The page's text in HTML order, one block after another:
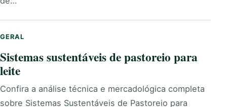
GERAL
Sistemas sustentáveis de pastoreio para
leite
Confira a análise técnica e mercadológica completa
sobre Sistemas Sustentáveis de Pastoreio para